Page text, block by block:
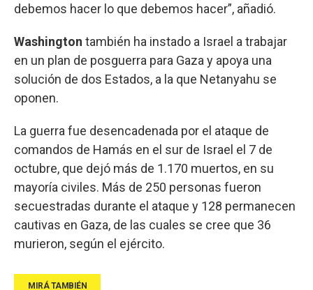
debemos hacer lo que debemos hacer”, añadió.
Washington también ha instado a Israel a trabajar
en un plan de posguerra para Gaza y apoya una
solución de dos Estados, a la que Netanyahu se
oponen.
La guerra fue desencadenada por el ataque de
comandos de Hamás en el sur de Israel el 7 de
octubre, que dejó más de 1.170 muertos, en su
mayoría civiles. Más de 250 personas fueron
secuestradas durante el ataque y 128 permanecen
cautivas en Gaza, de las cuales se cree que 36
murieron, según el ejército.